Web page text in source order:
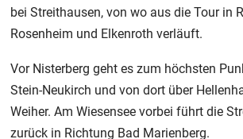
bei Streithausen, von wo aus die Tour in
Rosenheim und Elkenroth verläuft.
Vor Nisterberg geht es zum höchsten
Stein-Neukirch und von dort über
Weiher. Am Wiesensee vorbei führt die
zurück in Richtung Bad Marienberg.